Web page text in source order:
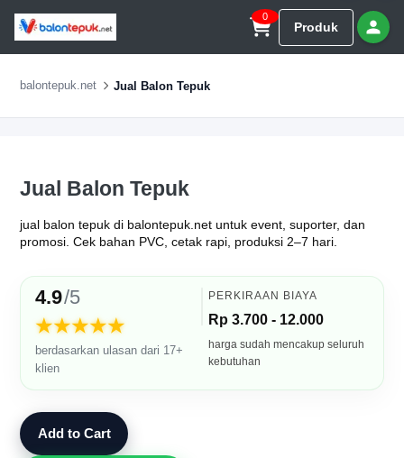
0
Produk
balontepuk.net Jual Balon Tepuk
Jual Balon Tepuk
jual balon tepuk di balontepuk.net untuk event, suporter, dan
promosi. Cek bahan PVC, cetak rapi, produksi 2–7 hari.
4.9/5
★★★★★
berdasarkan ulasan dari 17+
klien
PERKIRAAN BIAYA
Rp 3.700 - 12.000
harga sudah mencakup seluruh
kebutuhan
Add to Cart